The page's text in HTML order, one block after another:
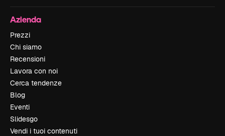
Azienda
Prezzi
Chi siamo
Recensioni
Lavora con noi
Cerca tendenze
Blog
Eventi
Slidesgo
Vendi i tuoi contenuti